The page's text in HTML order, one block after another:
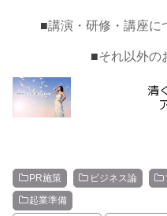
■講演・研修・講座に
■それ以外の
PR施策 ビジネス論
起業準備